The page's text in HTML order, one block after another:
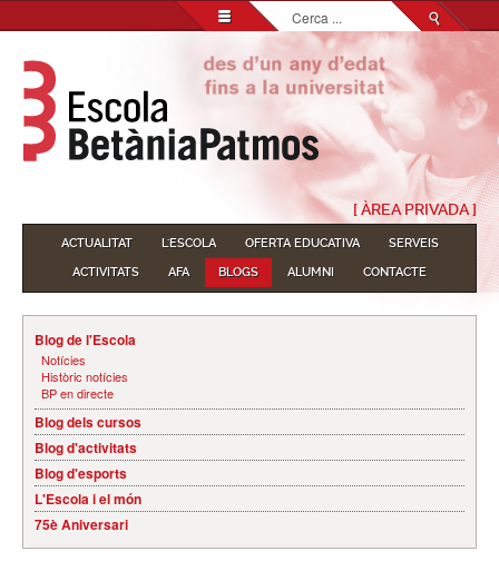
Cerca
...
[ ÀREA PRIVADA ]
ACTUALITAT L'ESCOLA OFERTA EDUCATIVA
SERVEIS
ACTIVITATS
AFA BLOGS ALUMNI CONTACTE
Blog de l'Escola
Notícies
Històric notícies
BP en directe
Blog dels cursos
Blog d'activitats
Blog d'esports
L'Escola i el món
75è Aniversari